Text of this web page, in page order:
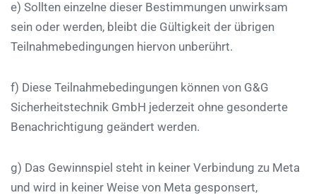
e) Sollten einzelne dieser Bestimmungen unwirksam
sein oder werden, bleibt die Gültigkeit der übrigen
Teilnahmebedingungen hiervon unberührt.
f) Diese Teilnahmebedingungen können von G&G
Sicherheitstechnik GmbH jederzeit ohne gesonderte
Benachrichtigung geändert werden.
g) Das Gewinnspiel steht in keiner Verbindung zu Meta
und wird in keiner Weise von Meta gesponsert,